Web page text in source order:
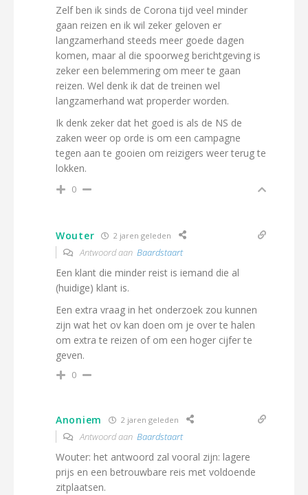
Zelf ben ik sinds de Corona tijd veel minder
gaan reizen en ik wil zeker geloven er
langzamerhand steeds meer goede dagen
komen, maar al die spoorweg berichtgeving is
zeker een belemmering om meer te gaan
reizen. Wel denk ik dat de treinen wel
langzamerhand wat properder worden.
Ik denk zeker dat het goed is als de NS de
zaken weer op orde is om een campagne
tegen aan te gooien om reizigers weer terug te
lokken.
0
Wouter 2 jaren geleden
Antwoord aan Baardstaart
Een klant die minder reist is iemand die al
(huidige) klant is.
Een extra vraag in het onderzoek zou kunnen
zijn wat het ov kan doen om je over te halen
om extra te reizen of om een hoger cijfer te
geven.
0
Anoniem 2 jaren geleden
Antwoord aan Baardstaart
Wouter: het antwoord zal vooral zijn: lagere
prijs en een betrouwbare reis met voldoende
zitplaatsen.